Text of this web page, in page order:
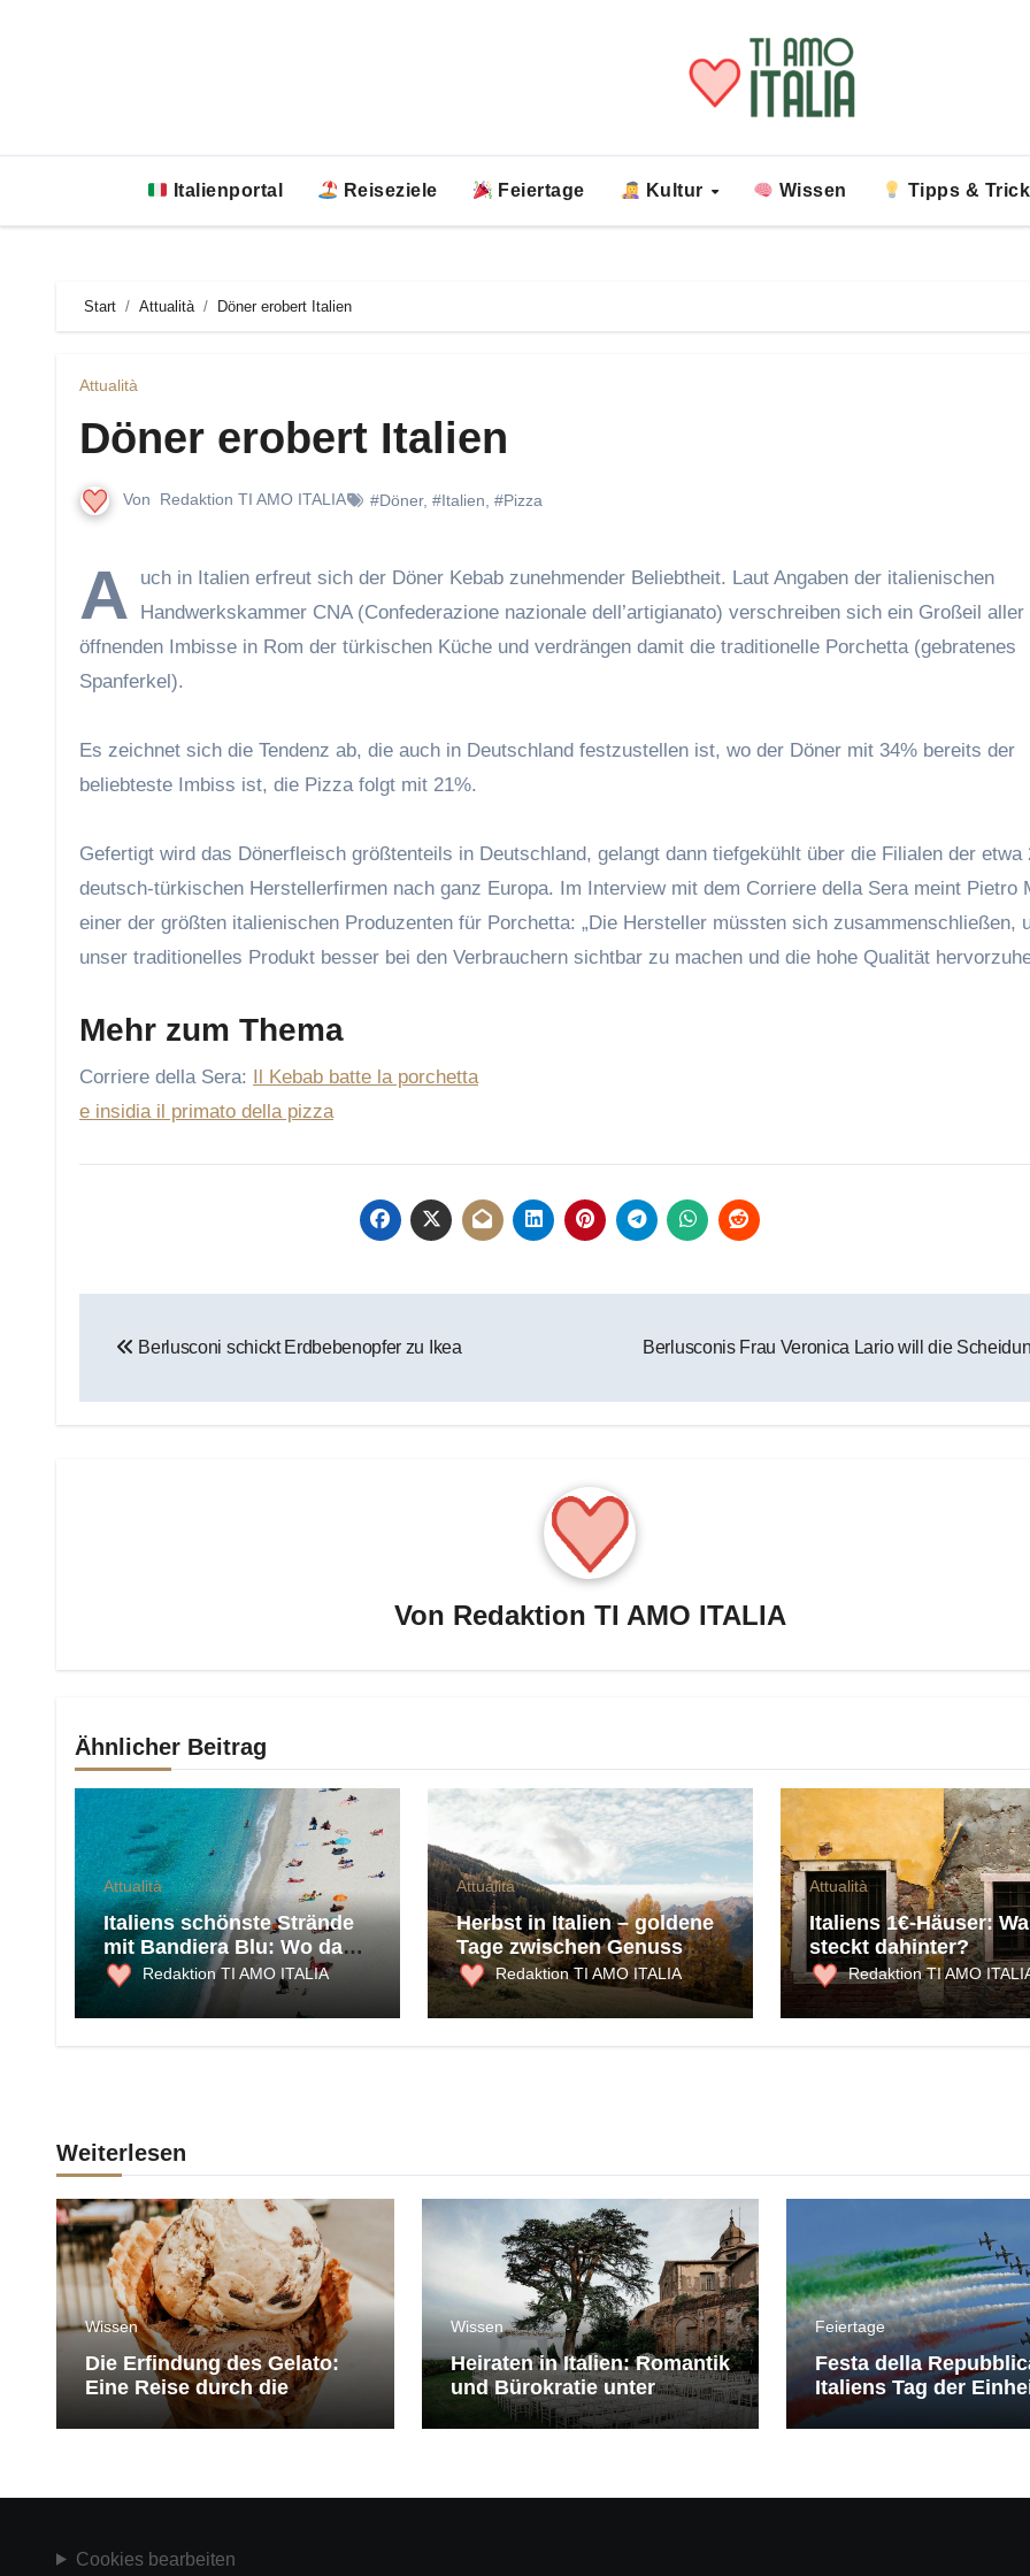
Italienportal Reiseziele Feiertage Kultur Wissen Tipps &
Start Attualità Döner erobert Italien
Attualità
Döner erobert Italien
Von Redaktion TI AMO ITALIA #Döner, #Italien #Pizza
A
uch in Italien erfreut sich der Döner Kebab zunehmender Beliebtheit. Laut Angaben der italienischen
Handwerkskammer CNA (Confederazione nazionale dell’artigianato) verschreiben sich ein Großeil aller
öffnenden Imbisse in Rom der türkischen Küche und verdrängen damit die traditionelle Porchetta (gebratenes
Spanferkel).
Es zeichnet sich die Tendenz ab, die auch in Deutschland festzustellen ist, wo der Döner mit 34% bereits der
beliebteste Imbiss ist, die Pizza folgt mit 21%.
Gefertigt wird das Dönerfleisch größtenteils in Deutschland, gelangt dann tiefgekühlt über die Filialen der etwa
deutsch-türkischen Herstellerfirmen nach ganz Europa. Im Interview mit dem Corriere della Sera meint Pietro
einer der größten italienischen Produzenten für Porchetta: „Die Hersteller müssten sich zusammenschließen,
unser traditionelles Produkt besser bei den Verbrauchern sichtbar zu machen und die hohe Qualität
Mehr zum Thema
Corriere della Sera: Il Kebab batte la porchetta
e insidia il primato della pizza
Berlusconi schickt Erdbebenopfer zu Ikea Berlusconis Frau Veronica Lario will die
Von Redaktion TI AMO ITALIA
Ähnlicher Beitrag
Attualità
Italiens schönste Strände
mit Bandiera Blu: Wo das
Meer 2026 am saubersten
ist
Redaktion TI AMO ITALIA
Attualità
Herbst in Italien – goldene
Tage zwischen Genuss
und Kultur
Redaktion TI AMO ITALIA
Attualità
Italiens 1€-Häuser:
steckt dahinter?
Redaktion TI AMO
Weiterlesen
Wissen
Die Erfindung des Gelato:
Eine Reise durch die
Geschichte der Eiscreme
Wissen
Heiraten in Italien: Romantik
und Bürokratie unter
mediterranem Himmel
Feiertage
Festa della
Italiens Tag der
Freiheit
Cookies bearbeiten